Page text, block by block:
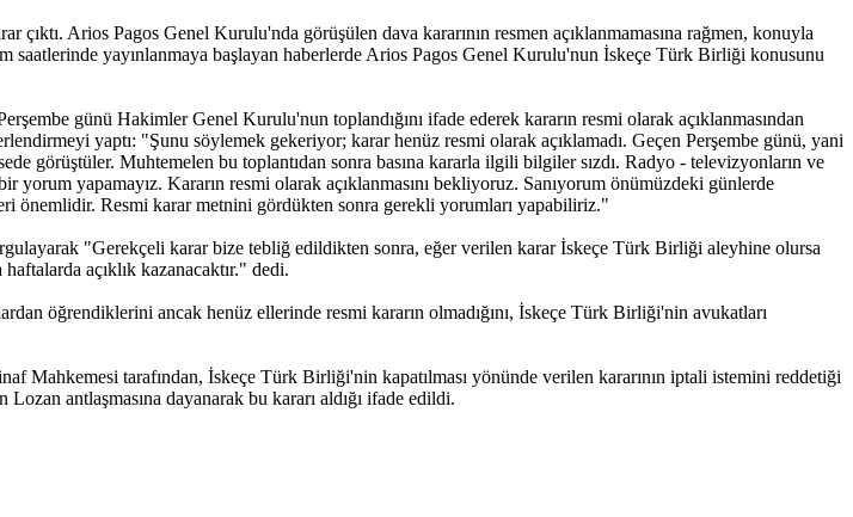
Arios Pagos Genel Kurulu'nda görüşülen dava kararının resmen açıklanmamasına rağmen, konuyla
saatlerinde yayınlanmaya başlayan haberlerde Arios Pagos Genel Kurulu'nun İskeçe Türk Birliği konusunu
günü Hakimler Genel Kurulu'nun toplandığını ifade ederek kararın resmi olarak açıklanmasından
yaptı: "Şunu söylemek gekeriyor; karar henüz resmi olarak açıklamadı. Geçen Perşembe günü, yani
görüştüler. Muhtemelen bu toplantıdan sonra basına kararla ilgili bilgiler sızdı. Radyo - televizyonların ve
yapamayız. Kararın resmi olarak açıklanmasını bekliyoruz. Sanıyorum önümüzdeki günlerde
önemlidir. Resmi karar metnini gördükten sonra gerekli yorumları yapabiliriz."
"Gerekçeli karar bize tebliğ edildikten sonra, eğer verilen karar İskeçe Türk Birliği aleyhine olursa
açıklık kazanacaktır." dedi.
öğrendiklerini ancak henüz ellerinde resmi kararın olmadığını, İskeçe Türk Birliği'nin avukatları
Mahkemesi tarafından, İskeçe Türk Birliği'nin kapatılması yönünde verilen kararının iptali istemini reddetiği
antlaşmasına dayanarak bu kararı aldığı ifade edildi.